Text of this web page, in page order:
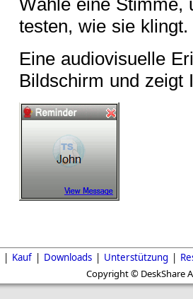
Wähle eine Stimme,
testen, wie sie klingt.
Eine audiovisuelle
Bildschirm und zeigt
| Kauf | Downloads | Unterstützung |
Copyright © DeskShare